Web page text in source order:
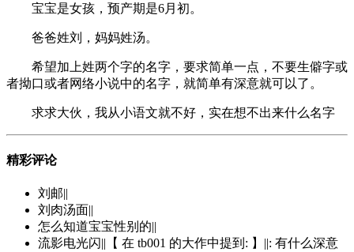
宝宝是女孩，预产期是6月初。
爸爸姓刘，妈妈姓汤。
希望加上姓两个字的名字，要求简单一点，不要生僻字或
者拗口或者网络小说中的名字，就简单有深意就可以了。
求求大伙，我从小语文就不好，实在想不出来什么名字
精彩评论
刘邮||
刘肉汤面||
怎么知道宝宝性别的||
流影电光闪||【 在 tb001 的大作中提到: 】||: 有什么深意